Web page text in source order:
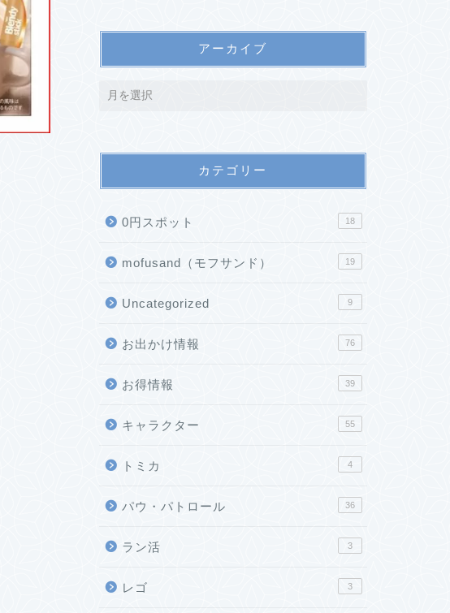
アーカイブ
カテゴリー
0円スポット 18
mofusand（モフサンド） 19
Uncategorized 9
お出かけ情報 76
お得情報 39
キャラクター 55
トミカ 4
パウ・パトロール 36
ラン活 3
レゴ 3